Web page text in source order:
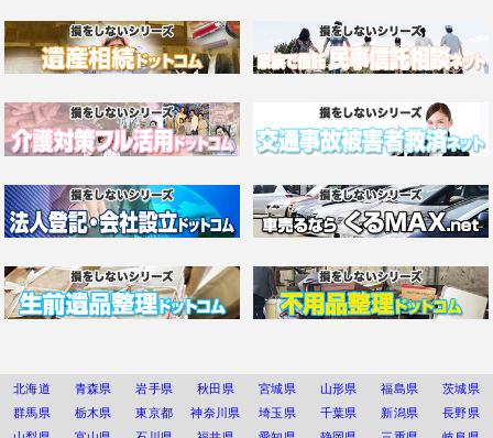
北海道 青森県 岩手県 秋田県 宮城県 山形県 福島県
茨城県
群馬県
栃木県 東京都 神奈川県 埼玉県 千葉県 新潟県
長野県